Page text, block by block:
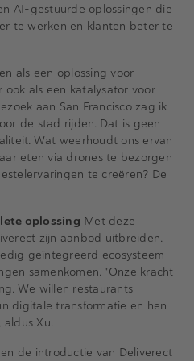
AI-gestuurde oplossingen die
te werken en klanten beter te
als een oplossing voor
als een katalysator voor
aan San Francisco zag ik
de stad rijden. Dat is geen
Wat weerhoudt ons ervan
eten via drones te bezorgen
te creëren? De
oplossing Met deze
zijn aanbod uitbreiden.
geïntegreerd ecosysteem
samenkomen. "Onze kracht
We willen restaurants
digitale transformatie en hen
Xu.
de introductie van Deliverect